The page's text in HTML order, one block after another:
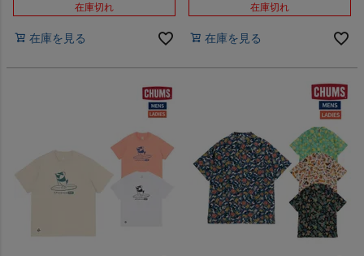
在庫切れ
在庫を見る
在庫切れ
在庫を見る